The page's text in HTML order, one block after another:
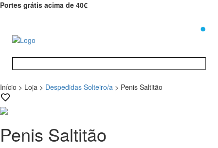
Portes grátis acima de 40€
Início > Loja > Despedidas Solteiro/a > Penis Saltitão
Penis Saltitão